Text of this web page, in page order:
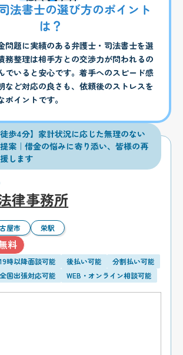
法書士の選び方のポイント
は？
問題に実績のある弁護士・司法書士を選
務整理は相手方との交渉力が問われるの
でいると安心です。着手へのスピード感
など対応の良さも、依頼後のストレスを
イントです。
徒歩4分】家計状況に応じた無理のない
案｜借金の悩みに寄り添い、皆様の再
します
律事務所
屋市 栄駅
料
19時以降面談可能 後払い可能
分割払い可能
全国出張対応可能 WEB・オンライン相談可能